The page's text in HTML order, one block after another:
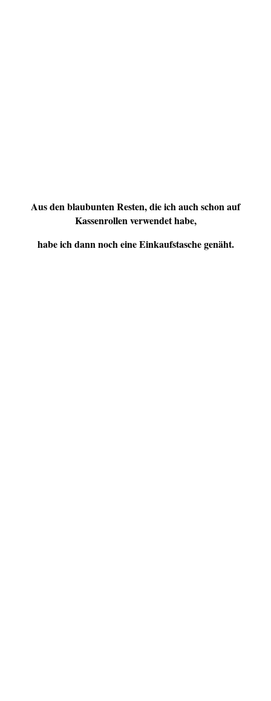
Aus den blaubunten Resten, die ich auch schon auf
Kassenrollen verwendet habe,
habe ich dann noch eine Einkaufstasche genäht.